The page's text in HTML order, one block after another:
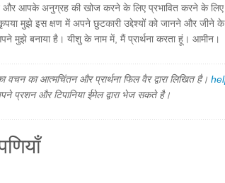
आपके अनुग्रह की खोज करने के लिए प्रभावित करने के लिए
मुझे इस क्षण में अपने छुटकारी उद्देश्यों को जानने और जीने
मुझे बनाया है। यीशु के नाम में, मैं प्रार्थना करता हूं। आमीन।
वचन का आत्मचिंतन और प्रार्थना फिल वैर द्वारा लिखित है।
प्रशन और टिपानिया ईमेल द्वारा भेज सकते है।